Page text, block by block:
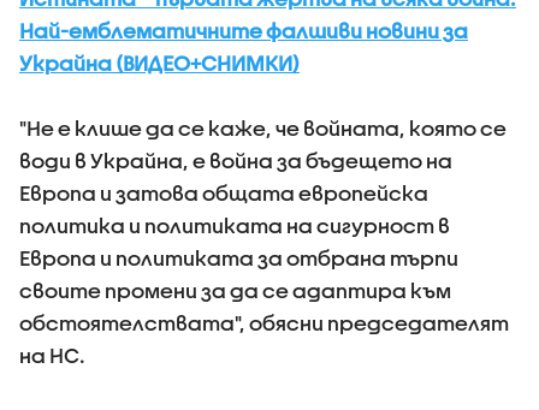
Най-емблематичните фалшиви новини за
Украйна (ВИДЕО+СНИМКИ)
"Не е клише да се каже, че войната, която се
води в Украйна, е война за бъдещето на
Европа и затова общата европейска
политика и политиката на сигурност в
Европа и политиката за отбрана търпи
своите промени за да се адаптира към
обстоятелствата", обясни председателят
на НС.